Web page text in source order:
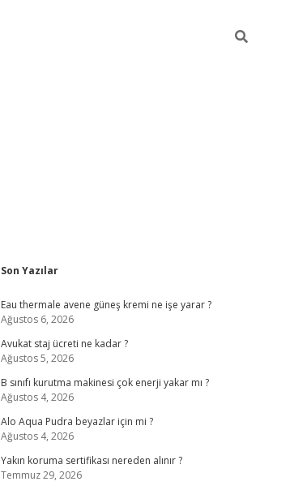
Sidebar
Son Yazılar
Eau thermale avene güneş kremi ne işe yarar ?
Ağustos 6, 2026
Avukat staj ücreti ne kadar ?
Ağustos 5, 2026
B sınıfı kurutma makinesi çok enerji yakar mı ?
Ağustos 4, 2026
Alo Aqua Pudra beyazlar için mi ?
Ağustos 4, 2026
Yakın koruma sertifikası nereden alınır ?
Temmuz 29, 2026